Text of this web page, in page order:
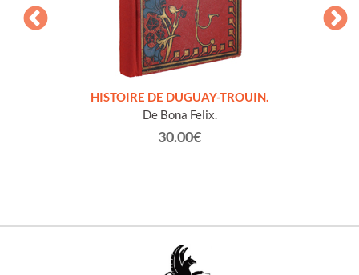
HISTOIRE DE DUGUAY-TROUIN.
De Bona Felix.
30.00€